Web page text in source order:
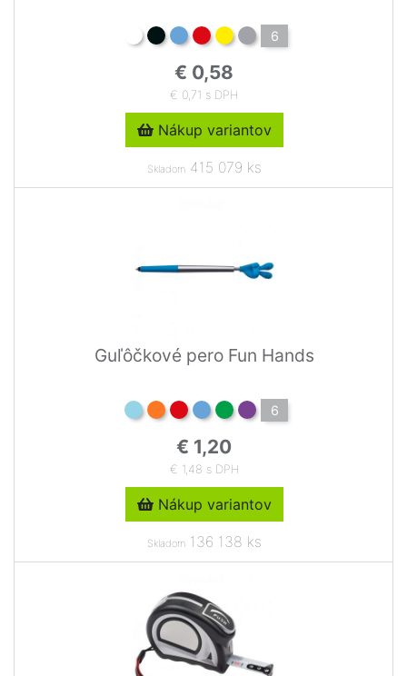
6
€ 0,58
€ 0,71 s DPH
Nákup variantov
Skladom415 079 ks
Guľôčkové pero Fun Hands
6
€ 1,20
€ 1,48 s DPH
Nákup variantov
Skladom136 138 ks